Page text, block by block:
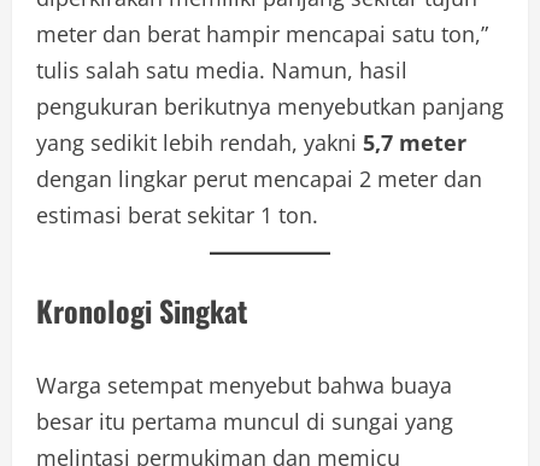
meter dan berat hampir mencapai satu ton,”
tulis salah satu media. Namun, hasil
pengukuran berikutnya menyebutkan panjang
yang sedikit lebih rendah, yakni 5,7 meter
dengan lingkar perut mencapai 2 meter dan
estimasi berat sekitar 1 ton.
Kronologi Singkat
Warga setempat menyebut bahwa buaya
besar itu pertama muncul di sungai yang
melintasi permukiman dan memicu